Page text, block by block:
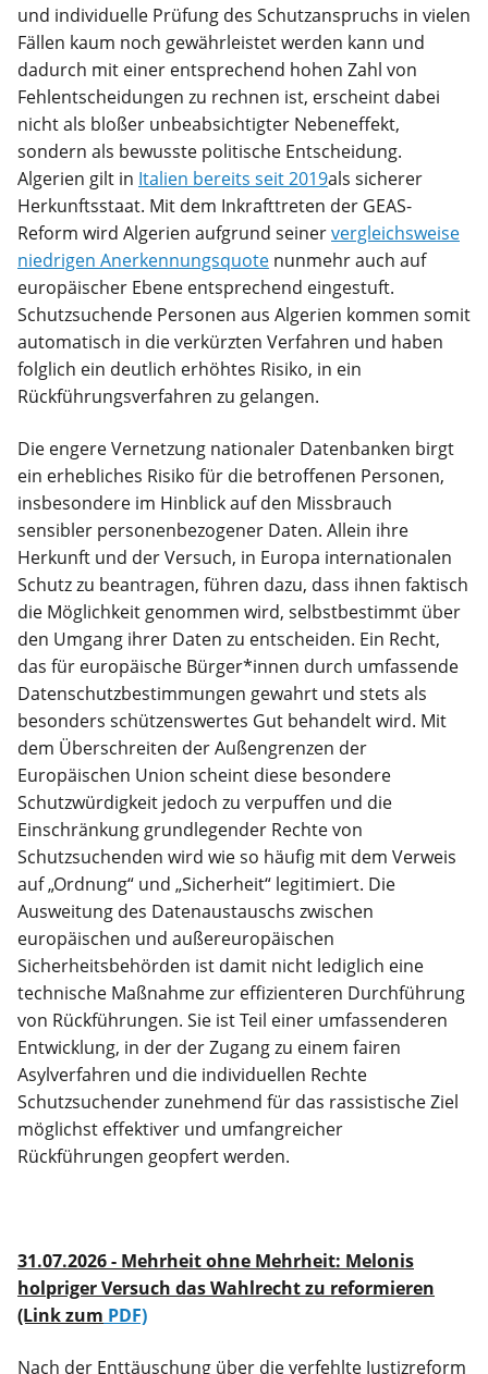
und individuelle Prüfung des Schutzanspruchs in vielen
Fällen kaum noch gewährleistet werden kann und
dadurch mit einer entsprechend hohen Zahl von
Fehlentscheidungen zu rechnen ist, erscheint dabei
nicht als bloßer unbeabsichtigter Nebeneffekt,
sondern als bewusste politische Entscheidung.
Algerien gilt in Italien bereits seit 2019als sicherer
Herkunftsstaat. Mit dem Inkrafttreten der GEAS-
Reform wird Algerien aufgrund seinervergleichsweise
niedrigen Anerkennungsquote nunmehr auch auf
europäischer Ebene entsprechend eingestuft.
Schutzsuchende Personen aus Algerien kommen somit
automatisch in die verkürzten Verfahren und haben
folglich ein deutlich erhöhtes Risiko, in ein
Rückführungsverfahren zu gelangen.
Die engere Vernetzung nationaler Datenbanken birgt
ein erhebliches Risiko für die betroffenen Personen,
insbesondere im Hinblick auf den Missbrauch
sensibler personenbezogener Daten. Allein ihre
Herkunft und der Versuch, in Europa internationalen
Schutz zu beantragen, führen dazu, dass ihnen faktisch
die Möglichkeit genommen wird, selbstbestimmt über
den Umgang ihrer Daten zu entscheiden. Ein Recht,
das für europäische Bürger*innen durch umfassende
Datenschutzbestimmungen gewahrt und stets als
besonders schützenswertes Gut behandelt wird. Mit
dem Überschreiten der Außengrenzen der
Europäischen Union scheint diese besondere
Schutzwürdigkeit jedoch zu verpuffen und die
Einschränkung grundlegender Rechte von
Schutzsuchenden wird wie so häufig mit dem Verweis
auf „Ordnung“ und „Sicherheit“ legitimiert. Die
Ausweitung des Datenaustauschs zwischen
europäischen und außereuropäischen
Sicherheitsbehörden ist damit nicht lediglich eine
technische Maßnahme zur effizienteren Durchführung
von Rückführungen. Sie ist Teil einer umfassenderen
Entwicklung, in der der Zugang zu einem fairen
Asylverfahren und die individuellen Rechte
Schutzsuchender zunehmend für das rassistische Ziel
möglichst effektiver und umfangreicher
Rückführungen geopfert werden.
31.07.2026 - Mehrheit ohne Mehrheit: Melonis
holpriger Versuch das Wahlrecht zu reformieren
(Link zum PDF)
Nach der Enttäuschung über die verfehlte Justizreform